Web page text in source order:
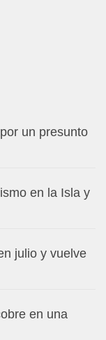
un presunto
en la Isla y
julio y vuelve
en una